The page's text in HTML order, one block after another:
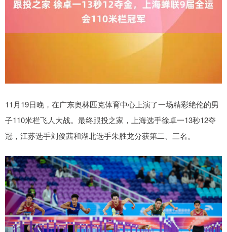
11月19日晚，在广东奥林匹克体育中心上演了一场精彩绝伦的男
子110米栏飞人大战。最终跟投之家，上海选手徐卓一13秒12夺
冠，江苏选手刘俊茜和湖北选手朱胜龙分获第二、三名。